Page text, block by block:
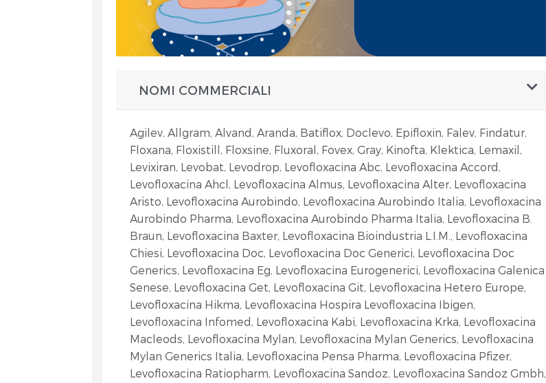
NOMI COMMERCIALI
Agilev, Allgram, Alvand, Aranda, Batiflox, Doclevo, Epifloxin, Falev, Findatur,
Floxana, Floxistill, Floxsine, Fluxoral, Fovex, Gray, Kinofta, Klektica, Lemaxil,
Levixiran, Levobat, Levodrop, Levofloxacina Abc, Levofloxacina Accord,
Levofloxacina Ahcl, Levofloxacina Almus, Levofloxacina Alter, Levofloxacina
Aristo, Levofloxacina Aurobindo, Levofloxacina Aurobindo Italia, Levofloxacina
Aurobindo Pharma, Levofloxacina Aurobindo Pharma Italia, Levofloxacina B.
Braun, Levofloxacina Baxter, Levofloxacina Bioindustria L.I.M., Levofloxacina
Chiesi, Levofloxacina Doc, Levofloxacina Doc Generici, Levofloxacina Doc
Generics, Levofloxacina Eg, Levofloxacina Eurogenerici, Levofloxacina Galenica
Senese, Levofloxacina Get, Levofloxacina Git, Levofloxacina Hetero Europe,
Levofloxacina Hikma, Levofloxacina Hospira Levofloxacina Ibigen,
Levofloxacina Infomed, Levofloxacina Kabi, Levofloxacina Krka, Levofloxacina
Macleods, Levofloxacina Mylan, Levofloxacina Mylan Generics, Levofloxacina
Mylan Generics Italia, Levofloxacina Pensa Pharma, Levofloxacina Pfizer,
Levofloxacina Ratiopharm, Levofloxacina Sandoz, Levofloxacina Sandoz Gmbh,